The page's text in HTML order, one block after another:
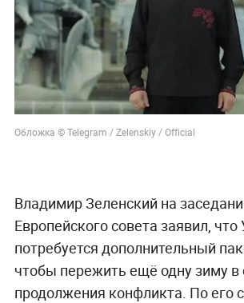
Обложка © Telegram / Zelenskiy / Official
Владимир Зеленский на
Европейского совета заявил, что
потребуется дополнительный
чтобы пережить ещё одну зиму в
продолжения конфликта. По его